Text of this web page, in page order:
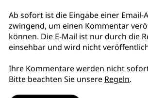
Ab sofort ist die Eingabe einer Email-
zwingend, um einen Kommentar
können. Die E-Mail ist nur durch die
einsehbar und wird nicht
Ihre Kommentare werden nicht
Bitte beachten Sie unsere Regeln.